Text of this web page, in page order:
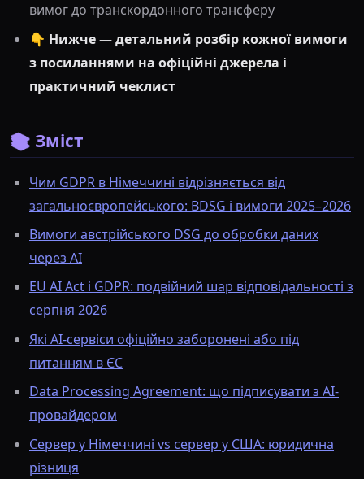
вимог до транскордонного трансферу
👇 Нижче — детальний розбір кожної вимоги
з посиланнями на офіційні джерела і
практичний чеклист
📚 Зміст
Чим GDPR в Німеччині відрізняється від
загальноєвропейського: BDSG і вимоги 2025–2026
Вимоги австрійського DSG до обробки даних
через AI
EU AI Act і GDPR: подвійний шар відповідальності з
серпня 2026
Які AI-сервіси офіційно заборонені або під
питанням в ЄС
Data Processing Agreement: що підписувати з AI-
провайдером
Сервер у Німеччині vs сервер у США: юридична
різниця